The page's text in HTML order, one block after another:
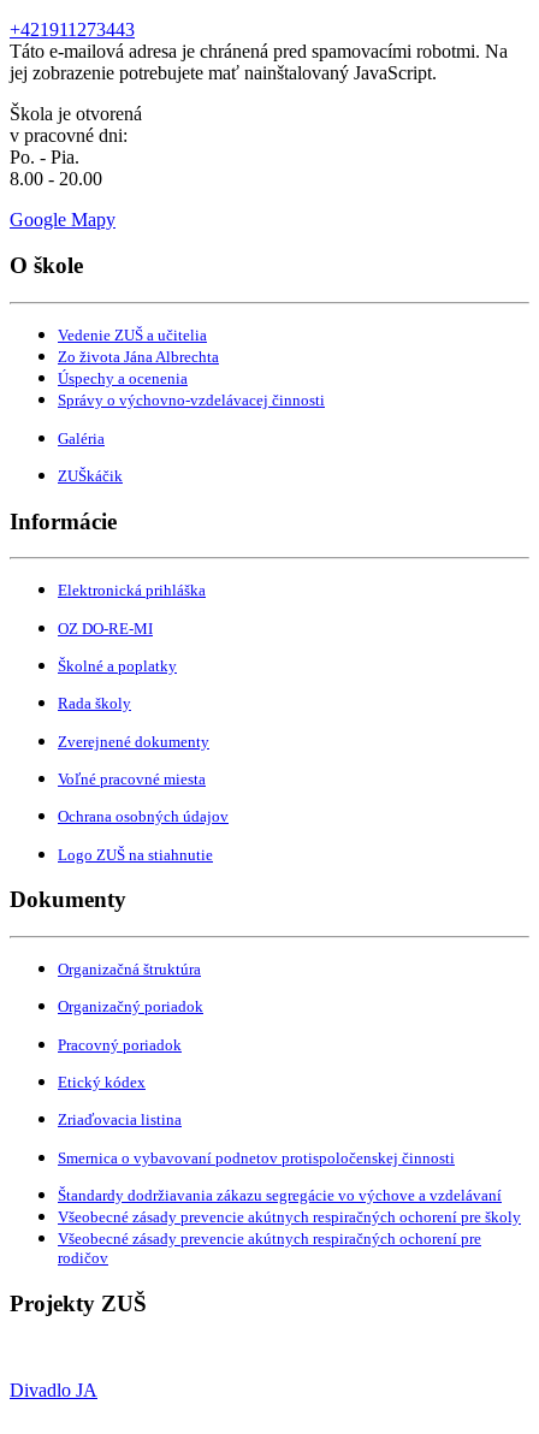
+421911273443
Táto e-mailová adresa je chránená pred spamovacími robotmi. Na
jej zobrazenie potrebujete mať nainštalovaný JavaScript.
Škola je otvorená
v pracovné dni:
Po. - Pia.
8.00 - 20.00
Google Mapy
O škole
Vedenie ZUŠ a učitelia
Zo života Jána Albrechta
Úspechy a ocenenia
Správy o výchovno-vzdelávacej činnosti
Galéria
ZUŠkáčik
Informácie
Elektronická prihláška
OZ DO-RE-MI
Školné a poplatky
Rada školy
Zverejnené dokumenty
Voľné pracovné miesta
Ochrana osobných údajov
Logo ZUŠ na stiahnutie
Dokumenty
Organizačná štruktúra
Organizačný poriadok
Pracovný poriadok
Etický kódex
Zriaďovacia listina
Smernica o vybavovaní podnetov protispoločenskej činnosti
Štandardy dodržiavania zákazu segregácie vo výchove a vzdelávaní
Všeobecné zásady prevencie akútnych respiračných ochorení pre školy
Všeobecné zásady prevencie akútnych respiračných ochorení pre
rodičov
Projekty ZUŠ
Divadlo JA